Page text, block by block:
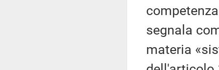
segnala
materia